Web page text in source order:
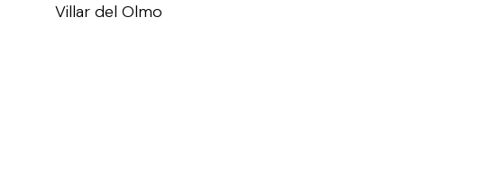
Villar del Olmo